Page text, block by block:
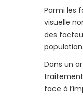
Parmi les
visuelle
des
population.
Dans un
face à